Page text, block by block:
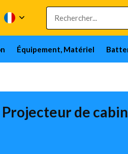
Équipement, Matériel
de